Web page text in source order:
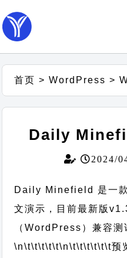
首页 >WordPress >
Daily
2024/
Daily Minefield 是一款
文演示，目前最新版
（WordPress）兼容测
\n\t\t\t\t\t\n\t\t\t\t\t\t预